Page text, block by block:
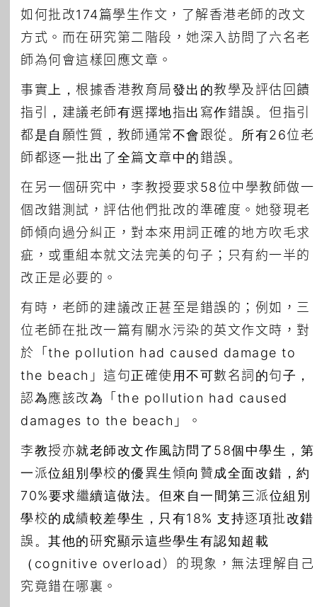
如何批改174篇學生作文，了解香港老師的改文
方式。而在研究第二階段，她深入訪問了六名老
師為何會這樣回應文章。
事實上，根據香港教育局發出的教學及評估回饋
指引，建議老師有選擇地指出寫作錯誤。但指引
都是自願性質，教師通常不會跟從。所有26位老
師都逐一批出了全篇文章中的錯誤。
在另一個研究中，李教授要求58位中學教師做一
個改錯測試，評估他們批改的準確度。她發現老
師傾向過分糾正，對本來用詞正確的地方吹毛求
疵，或重組本就文法完美的句子；只有約一半的
改正是必要的。
有時，老師的建議改正甚至是錯誤的；例如，三
位老師在批改一篇有關水污染的英文作文時，對
於「the pollution had caused damage to
the beach」這句正確使用不可數名詞的句子，
認為應該改為「the pollution had caused
damages to the beach」。
李教授亦就老師改文作風訪問了58個中學生，第
一派位組別學校的優異生傾向贊成全面改錯，約
70%要求繼續這做法。但來自一間第三派位組別
學校的成績較差學生，只有18% 支持逐項批改錯
誤。其他的研究顯示這些學生有認知超載
（cognitive overload）的現象，無法理解自己
究竟錯在哪裏。